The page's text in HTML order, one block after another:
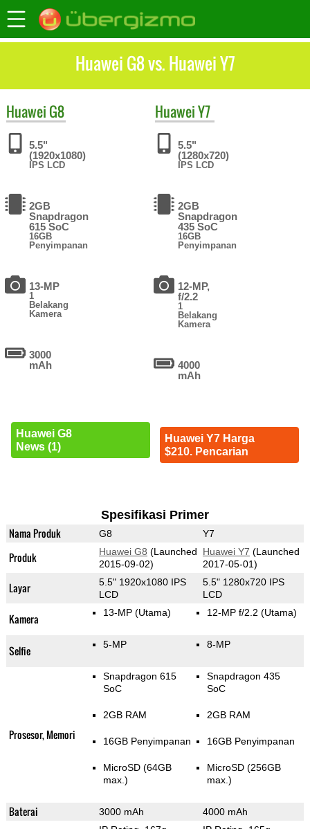
Huawei G8 vs. Huawei Y7
Huawei G8
5.5"
(1920x1080)
IPS LCD
2GB
Snapdragon
615 SoC
16GB
Penyimpanan
13-MP
1
Belakang
Kamera
3000
mAh
Huawei G8
News (1)
HuaweiY7
5.5"
(1280x720)
IPS LCD
2GB
Snapdragon
435 SoC
16GB
Penyimpanan
12-MP,
f/2.2
1
Belakang
Kamera
4000
mAh
Huawei Y7 Harga
$210. Pencarian
Spesifikasi Primer
Nama Produk G8 Y7
Produk Huawei G8 (Launched
2015-09-02)
Huawei Y7 (Launched
2017-05-01)
Layar
5.5" 1920x1080 IPS
LCD
5.5" 1280x720 IPS
LCD
Kamera 13-MP (Utama) 12-MP f/2.2 (Utama)
Selfie 5-MP 8-MP
Prosesor, Memori
Snapdragon 615
SoC
2GB RAM
16GB Penyimpanan
MicroSD (64GB
max.)
Snapdragon 435
SoC
2GB RAM
16GB Penyimpanan
MicroSD (256GB
max.)
Baterai 3000 mAh 4000 mAh